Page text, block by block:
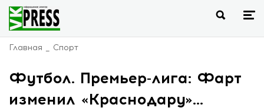
Главная Спорт
Футбол. Премьер-лига: Фарт
изменил «Краснодару»…